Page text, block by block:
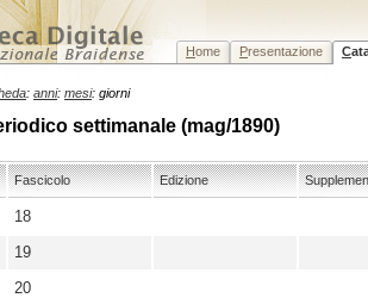
Home Presentazione C
: anni: mesi: giorni
settimanale (mag/1890)
Fascicolo Edizione
18
19
20